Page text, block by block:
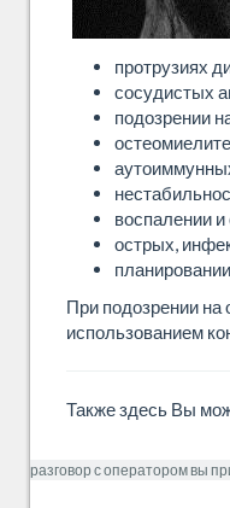
протрузиях
сосудистых
подозрении
воспалении
острых,
При подозрении
использованием
Также здесь Вы
разговор с оператором вы